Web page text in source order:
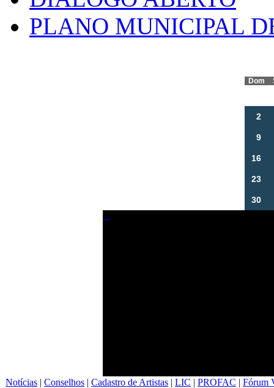
PLANO MUNICIPAL
Dom
2
9
16
23
30
Notícias | Conselhos | Cadastro de Artistas | LIC | PROFAC | Fórum